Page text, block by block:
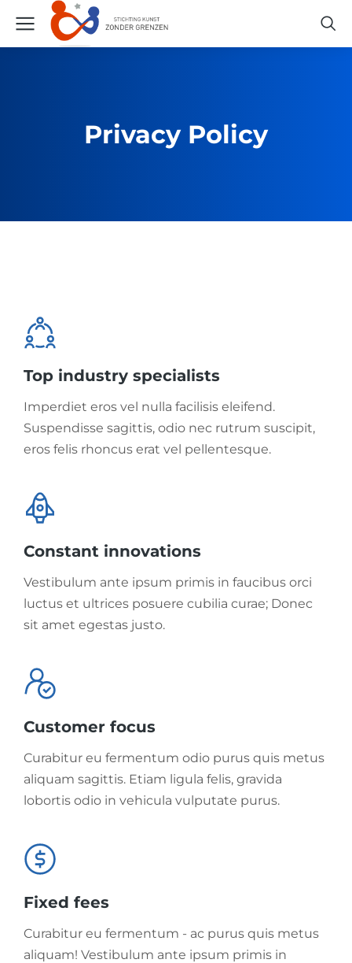
Privacy Policy
Top industry specialists
Imperdiet eros vel nulla facilisis eleifend.
Suspendisse sagittis, odio nec rutrum suscipit,
eros felis rhoncus erat vel pellentesque.
Constant innovations
Vestibulum ante ipsum primis in faucibus orci
luctus et ultrices posuere cubilia curae; Donec
sit amet egestas justo.
Customer focus
Curabitur eu fermentum odio purus quis metus
aliquam sagittis. Etiam ligula felis, gravida
lobortis odio in vehicula vulputate purus.
Fixed fees
Curabitur eu fermentum - ac purus quis metus
aliquam! Vestibulum ante ipsum primis in